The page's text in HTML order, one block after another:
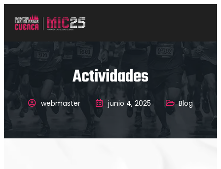
Actividades
webmaster junio 4, 2025 Blog